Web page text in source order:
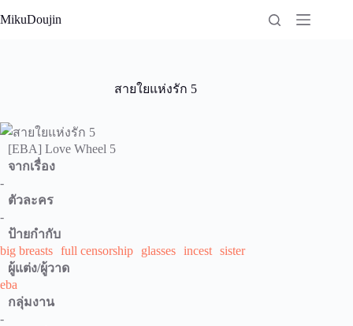
to
MikuDoujin
สายใยแห่งรัก 5
[EBA] Love Wheel 5
จากเรื่อง
-
ตัวละคร
-
ป้ายกำกับ
big breasts full censorship glasses incest sister
ผู้แต่ง/ผู้วาด
eba
กลุ่มงาน
-